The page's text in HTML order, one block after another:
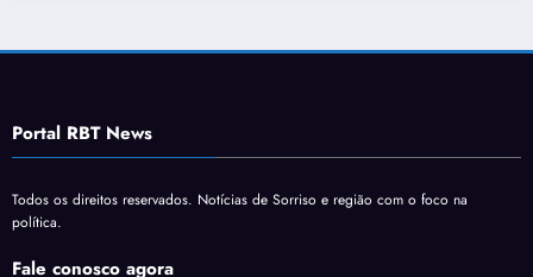
Portal RBT News
Todos os direitos reservados. Notícias de Sorriso e região com o foco na
política.
Fale conosco agora